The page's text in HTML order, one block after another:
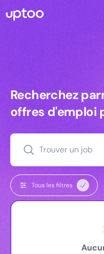
Recherchez
Recherchez
offres d'emploi
Trouver un job
Tous les filtres